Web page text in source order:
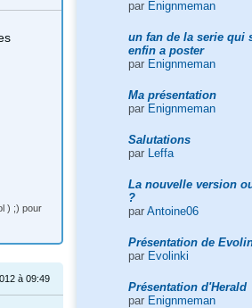
par Enignmeman
un fan de la serie qui
enfin a poster
par Enignmeman
Ma présentation
par Enignmeman
Salutations
par
Leffa
La nouvelle version
?
par Antoine06
Présentation de
par Evolinki
Présentation d'Herald
par Enignmeman
) ;) pour
à 09:49